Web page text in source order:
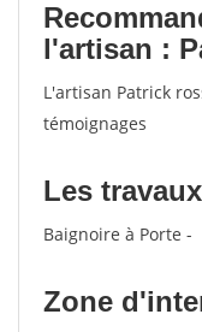
l'artisan :
L'artisan Patrick
témoignages
Les
Baignoire à Porte -
Zone